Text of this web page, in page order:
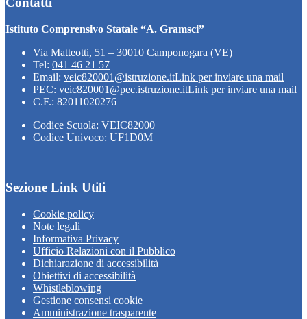
Istituto Comprensivo Statale “A. Gramsci”
Via Matteotti, 51 – 30010 Camponogara (VE)
Tel: 041 46 21 57
Email: veic820001@istruzione.itLink per inviare una mail
PEC: veic820001@pec.istruzione.itLink per inviare una mail
C.F.: 82011020276
Codice Scuola: VEIC82000
Codice Univoco: UF1D0M
Sezione Link Utili
Cookie policy
Note legali
Informativa Privacy
Ufficio Relazioni con il Pubblico
Dichiarazione di accessibilità
Obiettivi di accessibilità
Whistleblowing
Gestione consensi cookie
Amministrazione trasparente